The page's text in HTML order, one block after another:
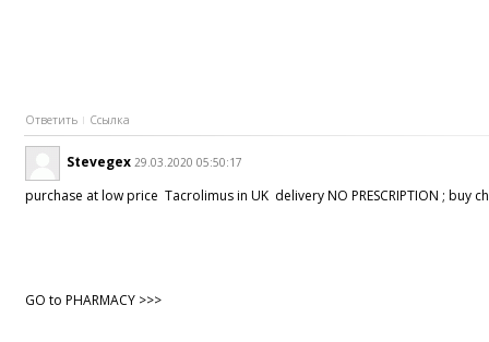
Ответить Ссылка
Stevegex 29.03.2020 05:50:17
purchase at low price Tacrolimus in UK delivery NO PRESCRIPTION ; buy
GO to PHARMACY >>>